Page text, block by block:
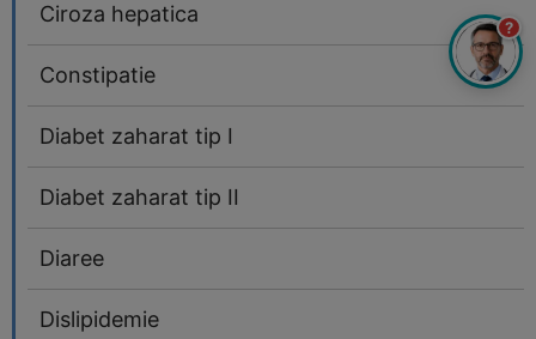
Ciroza hepatica
Constipatie
Diabet zaharat tip I
Diabet zaharat tip II
Diaree
Dislipidemie
?